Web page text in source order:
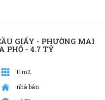
GIẤY - PHƯỜNG MAI
PHỐ - 4.7 TỶ
11m2
nhà bán